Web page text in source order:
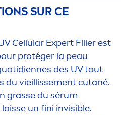
SUR CE
Cellular Expert Fillerest
protéger la peau
des UV tout
du vieillissement cutané.
grasse du sérum
un fini invisible.